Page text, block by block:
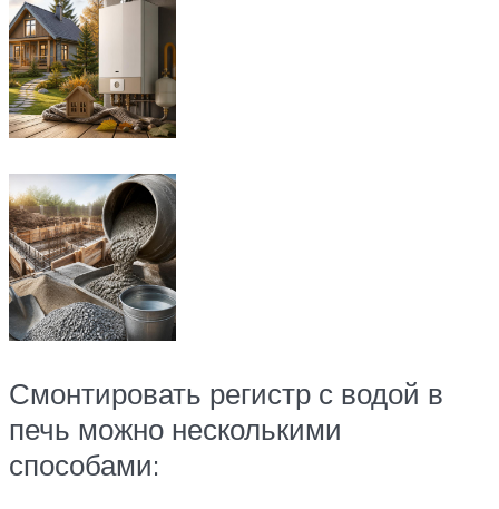
Смонтировать регистр с водой в
печь можно несколькими
способами: